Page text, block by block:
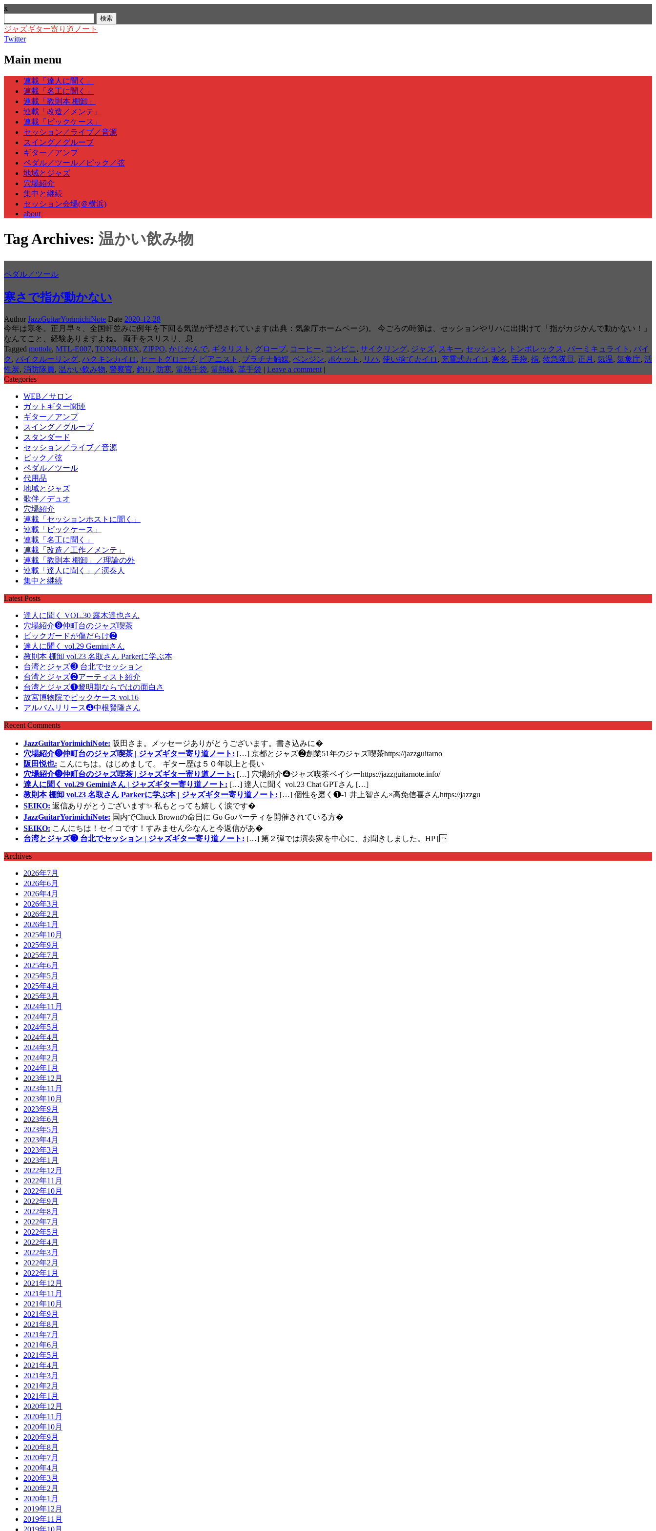
x
索:
ジャズギター寄り道ノート
Twitter
Main menu
Skip
content
連載「達人に聞く」
連載「名工に聞く」
連載「教則本 棚卸」
連載「改造／メンテ」
連載「ピックケース」
セッション／ライブ／音源
スイング／グルーブ
ギター／アンプ
ペダル／ツール／ピック／弦
地域とジャズ
穴場紹介
集中と継続
セッション会場(＠横浜)
about
Tag Archives: 温かい飲み物
ペダル／ツール
寒さで指が動かない
Author JazzGuitarYorimichiNote Date 2020-12-28
今年は寒冬。正月早々、全国軒並みに例年を下回る気温が予想されています(出典：気象庁ホームページ)。 今ごろの時節は、セッションやリハに出掛けて「指がカジかんで動かない！」
なんてこと、経験ありますよね。 両手をスリスリ、息
Tagged mottole, MTL-E007, TONBOREX, ZIPPO, かじかんで, ギタリスト , グローブ, コーヒー, コンビニ, サイクリング, ジャズ, スキー, セッション, トンボレックス , バーミキュライト , バイ
ク , バイクルーリング, ハクキンカイロ , ヒートグローブ, ピアニスト , プラチナ触媒, ベンジン, ポケット , リハ, 使い捨てカイロ , 充電式カイロ , 寒冬, 手袋, 指, 救急隊員, 正月 , 気温, 気象庁, 活
性炭, 消防隊員, 温かい飲み物, 警察官, 釣り , 防寒, 電熱手袋, 電熱線, 革手袋 | Leave a comment |
Categories
WEB／サロン
ガットギター関連
ギター／アンプ
スイング／グルーブ
スタンダード
セッション／ライブ／音源
ピック／弦
ペダル／ツール
代用品
地域とジャズ
歌伴／デュオ
穴場紹介
連載「セッションホストに聞く」
連載「ピックケース」
連載「名工に聞く」
連載「改造／工作／メンテ」
連載「教則本 棚卸」／理論の外
連載「達人に聞く」／演奏人
集中と継続
Latest Posts
達人に聞く VOL.30 露木達也さん
穴場紹介❾仲町台のジャズ喫茶
ピックガードが傷だらけ❷
達人に聞く vol.29 Geminiさん
教則本 棚卸 vol.23 名取さん Parkerに学ぶ本
台湾とジャズ❸ 台北でセッション
台湾とジャズ❷アーティスト紹介
台湾とジャズ❶黎明期ならではの面白さ
故宮博物院でピックケース vol.16
アルバムリリース❹中根賢隆さん
Recent Comments
JazzGuitarYorimichiNote: 阪田さま。メッセージありがとうございます。書き込みに�
穴場紹介❾仲町台のジャズ喫茶 | ジャズギター寄り道ノート: […] 京都とジャズ❷創業51年のジャズ喫茶https://jazzguitarno
阪田悦也: こんにちは。はじめまして。 ギター歴は５０年以上と長い
穴場紹介❾仲町台のジャズ喫茶 | ジャズギター寄り道ノート: […] 穴場紹介❹ジャズ喫茶ベイシーhttps://jazzguitarnote.info/
達人に聞く vol.29 Geminiさん | ジャズギター寄り道ノート: […] 達人に聞く vol.23 Chat GPTさん […]
教則本 棚卸 vol.23 名取さん Parkerに学ぶ本 | ジャズギター寄り道ノート: […] 個性を磨く❶-1 井上智さん×高免信喜さんhttps://jazzgu
SEIKO: 返信ありがとうございます✨ 私もとっても嬉しく涙です�
JazzGuitarYorimichiNote: 国内でChuck Brownの命日に Go Goパーティを開催されている方�
SEIKO: こんにちは！セイコです！すみません💦なんと今返信があ�
台湾とジャズ❸ 台北でセッション | ジャズギター寄り道ノート: […] 第２弾では演奏家を中心に、お聞きしました。HP [
Archives
2026年7月
2026年6月
2026年4月
2026年3月
2026年2月
2026年1月
2025年10月
2025年9月
2025年7月
2025年6月
2025年5月
2025年4月
2025年3月
2024年11月
2024年7月
2024年5月
2024年4月
2024年3月
2024年2月
2024年1月
2023年12月
2023年11月
2023年10月
2023年9月
2023年6月
2023年5月
2023年4月
2023年3月
2023年1月
2022年12月
2022年11月
2022年10月
2022年9月
2022年8月
2022年7月
2022年5月
2022年4月
2022年3月
2022年2月
2022年1月
2021年12月
2021年11月
2021年10月
2021年9月
2021年8月
2021年7月
2021年6月
2021年5月
2021年4月
2021年3月
2021年2月
2021年1月
2020年12月
2020年11月
2020年10月
2020年9月
2020年8月
2020年7月
2020年4月
2020年3月
2020年2月
2020年1月
2019年12月
2019年11月
2019年10月